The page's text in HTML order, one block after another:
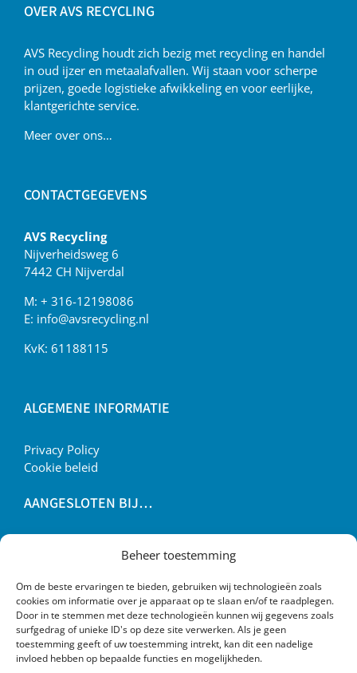
Beheer toestemming
Om de beste ervaringen te bieden, gebruiken wij technologieën zoals
cookies om informatie over je apparaat op te slaan en/of te raadplegen.
Door in te stemmen met deze technologieën kunnen wij gegevens zoals
surfgedrag of unieke ID's op deze site verwerken. Als je geen
toestemming geeft of uw toestemming intrekt, kan dit een nadelige
invloed hebben op bepaalde functies en mogelijkheden.
OVER AVS RECYCLING
AVS Recycling houdt zich bezig met recycling en handel
in oud ijzer en metaalafvallen. Wij staan voor scherpe
prijzen, goede logistieke afwikkeling en voor eerlijke,
klantgerichte service.
Meer over ons…
CONTACTGEGEVENS
AVS Recycling
Nijverheidsweg 6
7442 CH Nijverdal
M: + 316-12198086
E: info@avsrecycling.nl
KvK: 61188115
ALGEMENE INFORMATIE
Privacy Policy
Cookie beleid
AANGESLOTEN BIJ…